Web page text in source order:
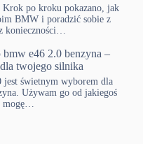
po kroku pokazano, jak
BMW i poradzić sobie z
konieczności…
bmw e46 2.0 benzyna –
twojego silnika
świetnym wyborem dla
Używam go od jakiegoś
mogę…